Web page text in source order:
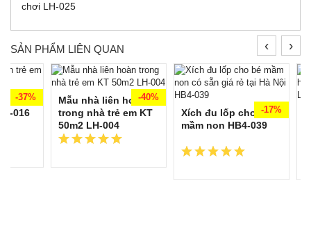
chơi LH-025
SẢN PHẨM LIÊN QUAN
-37%
016
-40%
Mẫu nhà liên hoàn
trong nhà trẻ em KT
50m2 LH-004
-17%
Xích đu lốp cho bé
mầm non HB4-039
‹ ›